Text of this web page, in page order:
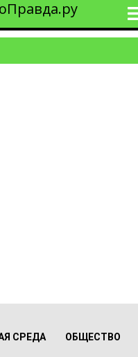
СРЕДА ОБЩЕСТВО